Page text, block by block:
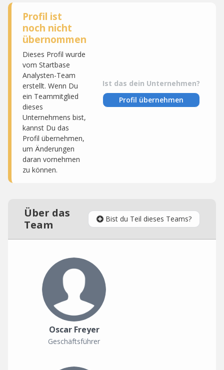
Profil ist
noch nicht
übernommen
Dieses Profil wurde
vom Startbase
Analysten-Team
erstellt. Wenn Du
ein Teammitglied
dieses
Unternehmens bist,
kannst Du das
Profil übernehmen,
um Änderungen
daran vornehmen
zu können.
Ist das dein Unternehmen?
Profil übernehmen
Über das
Team
Bist du Teil dieses Teams?
Oscar Freyer
Geschäftsführer